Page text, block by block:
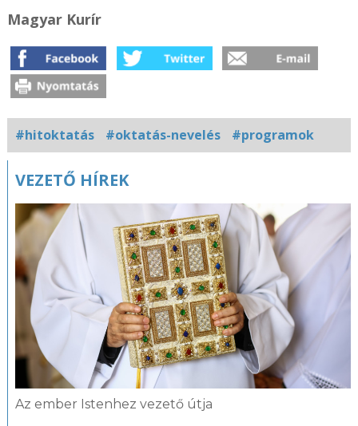
Magyar Kurír
#hitoktatás #oktatás-nevelés #programok
Kapcsolódó
VEZETŐ HÍREK
Az ember Istenhez vezető útja